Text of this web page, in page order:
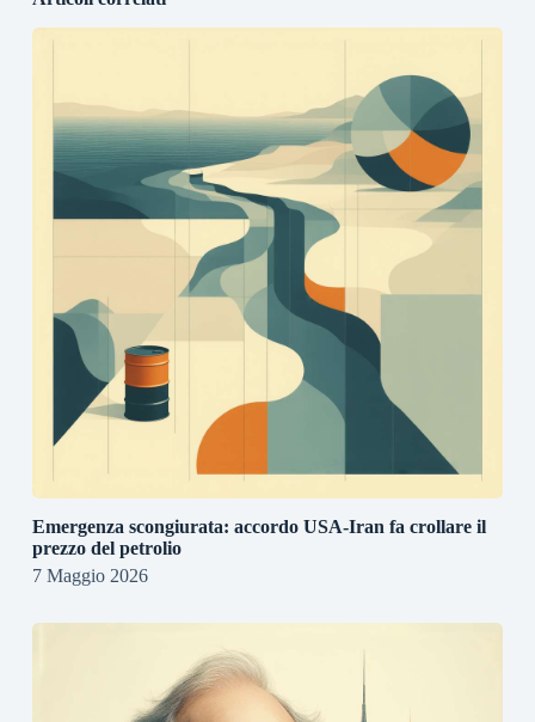
Emergenza scongiurata: accordo USA-Iran fa crollare il
prezzo del petrolio
7 Maggio 2026